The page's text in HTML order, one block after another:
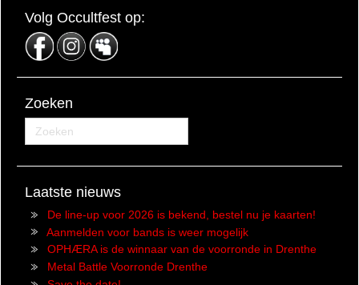
Volg Occultfest op:
Zoeken
Laatste nieuws
De line-up voor 2026 is bekend, bestel nu je kaarten!
Aanmelden voor bands is weer mogelijk
OPHÆRA is de winnaar van de voorronde in Drenthe
Metal Battle Voorronde Drenthe